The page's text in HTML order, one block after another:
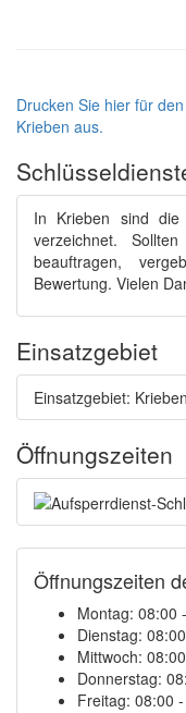
Drucken Sie hier für
Krieben aus.
In Krieben sind die
verzeichnet.
beauftragen,
Bewertung. Vielen
Einsatzgebiet
Einsatzgebiet: Krieben
Öffnungszeiten
Öffnungszeiten
Montag: 08:00
Dienstag:
Mittwoch:
Donnerstag:
Freitag: 08:00